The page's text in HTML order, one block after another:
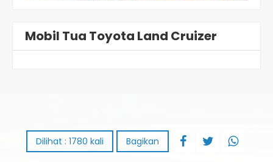
Mobil Tua Toyota Land Cruizer
Dilihat : 1780 kali Bagikan